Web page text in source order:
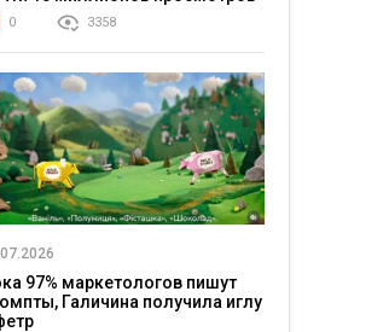
0 3358
97% маркетологов пишут
Галичина получила иглу